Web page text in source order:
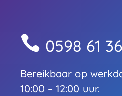
 0598 61
Bereikbaar op
10:00 – 12:00 uur.